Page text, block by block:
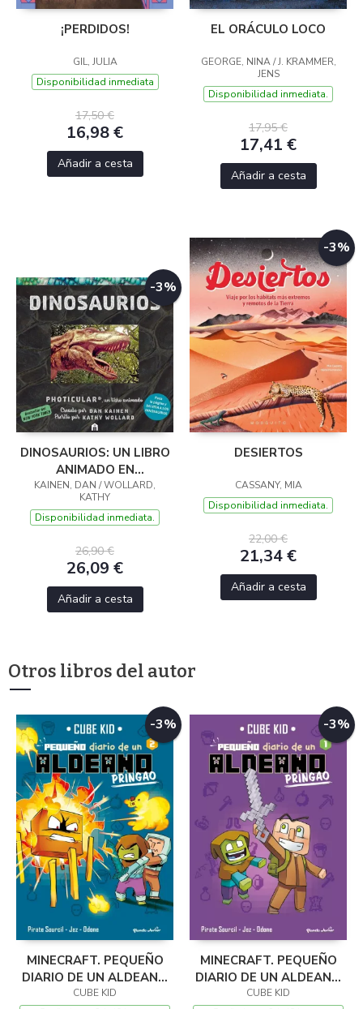
¡PERDIDOS!
GIL, JULIA
Disponibilidad inmediata
17,50 €
16,98 €
Añadir a cesta
EL ORÁCULO LOCO
GEORGE, NINA / J. KRAMMER,
JENS
Disponibilidad inmediata.
17,95 €
17,41 €
Añadir a cesta
-3%
DINOSAURIOS: UN LIBRO
ANIMADO EN
PHOTICULAR
KAINEN, DAN / WOLLARD,
KATHY
Disponibilidad inmediata.
26,90 €
26,09 €
Añadir a cesta
-3%
DESIERTOS
CASSANY, MIA
Disponibilidad inmediata.
22,00 €
21,34 €
Añadir a cesta
Otros libros del autor
-3%
MINECRAFT. PEQUEÑO
DIARIO DE UN ALDEANO
PRINGAO 2
CUBE KID
-3%
MINECRAFT. PEQUEÑO
DIARIO DE UN ALDEANO
PRINGAO 1
CUBE KID